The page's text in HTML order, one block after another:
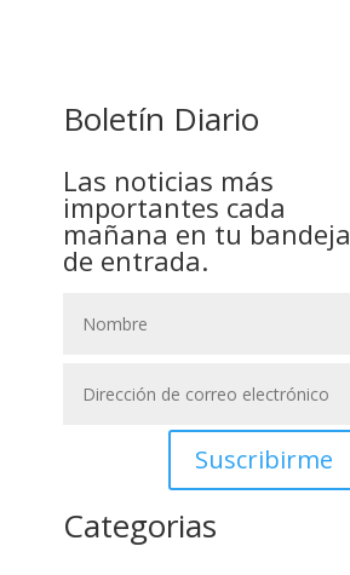
Boletín Diario
Las noticias más
importantes cada
mañana en tu bandeja
de entrada.
Suscribirme
Categorias